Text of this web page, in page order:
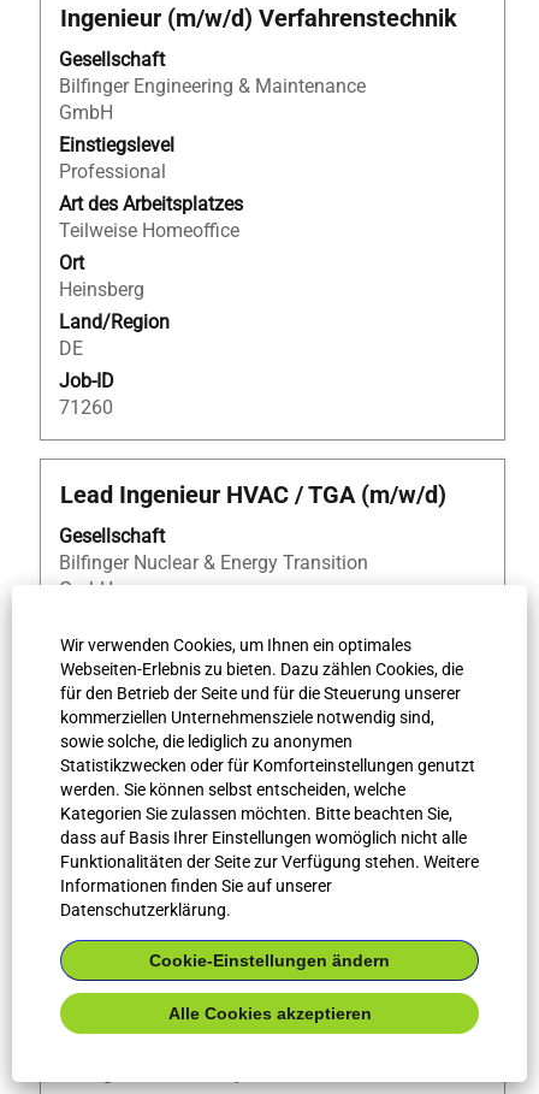
Wir verwenden Cookies, um Ihnen ein optimales
Webseiten-Erlebnis zu bieten. Dazu zählen Cookies, die
für den Betrieb der Seite und für die Steuerung unserer
kommerziellen Unternehmensziele notwendig sind,
sowie solche, die lediglich zu anonymen
Statistikzwecken oder für Komforteinstellungen genutzt
werden. Sie können selbst entscheiden, welche
Kategorien Sie zulassen möchten. Bitte beachten Sie,
dass auf Basis Ihrer Einstellungen womöglich nicht alle
Funktionalitäten der Seite zur Verfügung stehen. Weitere
Informationen finden Sie auf unserer
Datenschutzerklärung.
Cookie-Einstellungen ändern
Alle Cookies akzeptieren
Stellenbezeichnung
Ingenieur (m/w/d) Verfahrenstechnik
Gesellschaft
Bilfinger Engineering & Maintenance
GmbH
Einstiegslevel
Professional
Art des Arbeitsplatzes
Teilweise Homeoffice
Ort
Heinsberg
Land/Region
DE
Job-ID
71260
Drücken
Sie
die
Leertaste,
um
die
Stelleninformationen
vollständig
anzuzeigen.
Stellenbezeichnung
Lead Ingenieur HVAC / TGA (m/w/d)
Gesellschaft
Bilfinger Nuclear & Energy Transition
GmbH
Professional
Art des Arbeitsplatzes
Teilweise Homeoffice
Ort
Oberhausen
Land/Region
DE
Job-ID
66235
Drücken
die
Leertaste,
Stelleninformationen
vollständig
anzuzeigen.
Stellenbezeichnung
Gerüstbau-Helfer (m/w/d) BS
Schwedt
Drücken
Sie
die